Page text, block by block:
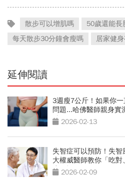
散步可以增肌嗎 50歲還能長
每天散步30分鐘會瘦嗎
居家健
延伸閱讀
3週瘦7公斤！如果你
問題...哈佛醫師親身實
胖 2026-02-13
失智症可以預防！失
大權威醫師教你「吃
小習慣
2026-02-09